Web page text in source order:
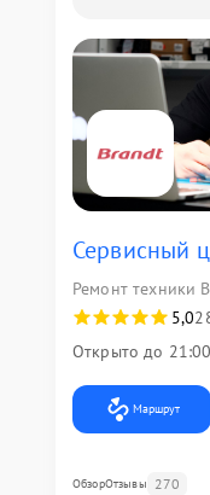
Сервисный
Ремонт техники
5,0
Открыто до 21:00
Маршрут
ОбзорОтзывы 270